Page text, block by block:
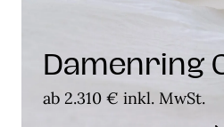
Damenring
ab 2.310 € inkl. MwSt.